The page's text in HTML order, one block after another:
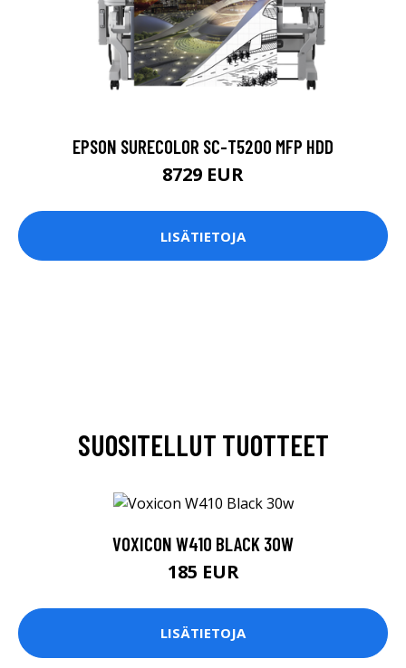
EPSON SURECOLOR SC-T5200 MFP HDD
8729 EUR
LISÄTIETOJA
SUOSITELLUT TUOTTEET
VOXICON W410 BLACK 30W
185 EUR
LISÄTIETOJA